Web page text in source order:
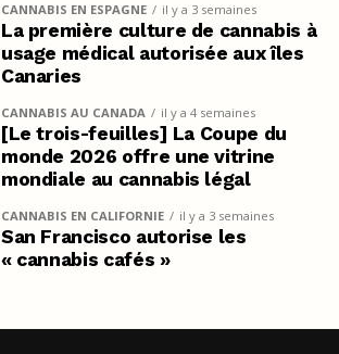
CANNABIS EN ESPAGNE il y a 3 semaines
La première culture de cannabis à
usage médical autorisée aux îles
Canaries
CANNABIS AU CANADA il y a 4 semaines
[Le trois-feuilles] La Coupe du
monde 2026 offre une vitrine
mondiale au cannabis légal
CANNABIS EN CALIFORNIE il y a 3 semaines
San Francisco autorise les
« cannabis cafés »